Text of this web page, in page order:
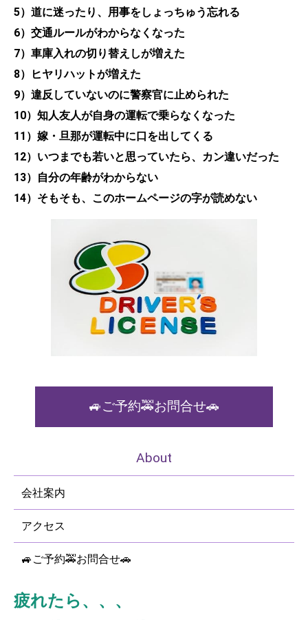
5）道に迷ったり、用事をしょっちゅう忘れる
6）交通ルールがわからなくなった
7）車庫入れの切り替えしが増えた
8）ヒヤリハットが増えた
9）違反していないのに警察官に止められた
10）知人友人が自身の運転で乗らなくなった
11）嫁・旦那が運転中に口を出してくる
12）いつまでも若いと思っていたら、カン違いだった
13）自分の年齢がわからない
14）そもそも、このホームページの字が読めない
🚙ご予約🚕お問合せ🚗
About
会社案内
アクセス
🚙ご予約🚕お問合せ🚗
疲れたら、、、